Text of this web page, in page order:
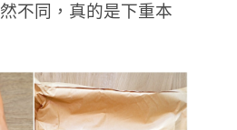
不同，真的是下重本